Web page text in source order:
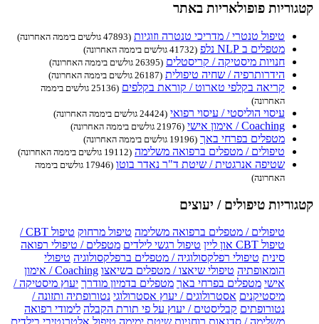
קטגוריות פופולאריות באתר
טיפול טנטרי / מדריכי טנטרה וזוגיות (47893 גולשים ביממה האחרונה)
מטפלים ב NLP נלפ (41732 גולשים ביממה האחרונה)
חנויות מיסטיקה / קריסטלים (26395 גולשים ביממה האחרונה)
הידרותרפיה / שחיה טיפולית (26187 גולשים ביממה האחרונה)
קריאה בקלפי טארוט / קוראת בקלפים
(25136 גולשים ביממה
האחרונה)
עיסוי הוליסטי / עיסוי רפואי (24424 גולשים ביממה האחרונה)
Coaching / אימון אישי (21976 גולשים ביממה האחרונה)
מטפלים בפרחי באך (19196 גולשים ביממה האחרונה)
טיפולים / מטפלים ברפואה משלימה (19112 גולשים ביממה האחרונה)
שטיפה אנרגטית / שיטת ד"ר נאדר בוטו
(17946 גולשים ביממה
האחרונה)
קטגוריות טיפולים / יעוצים
טיפולים / מטפלים ברפואה משלימה טיפול מרחוק
טיפול CBT /
טיפול CBT און ליין
טיפול רגשי לילדים מטפלים / טיפולי רפואה
סינית טיפולי רפלקסולוגיה / מטפלים ברפלקסולוגיה טיפולי
הומאופתיה טיפולי שיאצו / מטפלים בשיאצו
Coaching / אימון
אישי מטפלים בפרחי באך מטפלים בדמיון מודרך יעוץ מיסטיקה /
מיסטיקנים אסטרולוגים / יעוץ אסטרולוגי נטורופתיה ותזונה /
נטורופתים קבליסטים / יעוץ על פי תורת הקבלה לימודי רפואה